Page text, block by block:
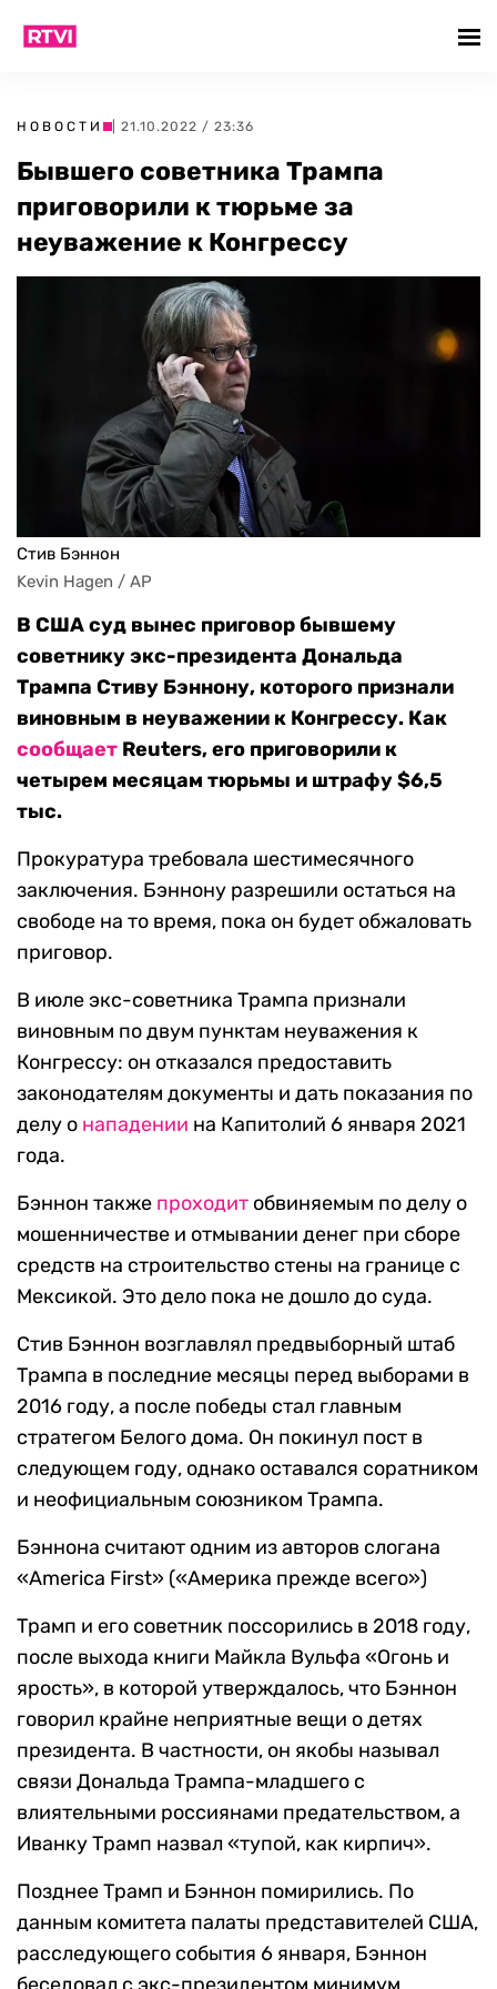
НОВОСТИ | 21.10.2022 / 23:36
Бывшего советника Трампа
приговорили к тюрьме за
неуважение к Конгрессу
Стив Бэннон
Kevin Hagen / AP
В США суд вынес приговор бывшему
советнику экс-президента Дональда
Трампа Стиву Бэннону, которого признали
виновным в неуважении к Конгрессу. Как
сообщает Reuters, его приговорили к
четырем месяцам тюрьмы и штрафу $6,5
тыс.
Прокуратура требовала шестимесячного
заключения. Бэннону разрешили остаться на
свободе на то время, пока он будет обжаловать
приговор.
В июле экс-советника Трампа признали
виновным по двум пунктам неуважения к
Конгрессу: он отказался предоставить
законодателям документы и дать показания по
делу о нападении на Капитолий 6 января 2021
года.
Бэннон также проходит обвиняемым по делу о
мошенничестве и отмывании денег при сборе
средств на строительство стены на границе с
Мексикой. Это дело пока не дошло до суда.
Стив Бэннон возглавлял предвыборный штаб
Трампа в последние месяцы перед выборами в
2016 году, а после победы стал главным
стратегом Белого дома. Он покинул пост в
следующем году, однако оставался соратником
и неофициальным союзником Трампа.
Бэннона считают одним из авторов слогана
«America First» («Америка прежде всего»)
Трамп и его советник поссорились в 2018 году,
после выхода книги Майкла Вульфа «Огонь и
ярость», в которой утверждалось, что Бэннон
говорил крайне неприятные вещи о детях
президента. В частности, он якобы называл
связи Дональда Трампа-младшего с
влиятельными россиянами предательством, а
Иванку Трамп назвал «тупой, как кирпич».
Позднее Трамп и Бэннон помирились. По
данным комитета палаты представителей США,
расследующего события 6 января, Бэннон